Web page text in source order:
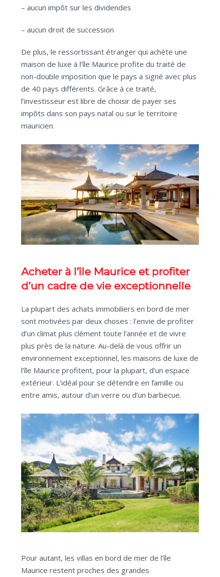
– aucun impôt sur les dividendes
– aucun droit de succession
De plus, le ressortissant étranger qui achète une
maison de luxe à l’île Maurice profite du traité de
non-double imposition que le pays a signé avec plus
de 40 pays différents. Grâce à ce traité,
l’investisseur est libre de choisir de payer ses
impôts dans son pays natal ou sur le territoire
mauricien.
Acheter à l’île Maurice et profiter
d’un cadre de vie exceptionnelle
La plupart des achats immobiliers en bord de mer
sont motivées par deux choses : l’envie de profiter
d’un climat plus clément toute l’année et de vivre
plus près de la nature. Au-delà de vous offrir un
environnement exceptionnel, les maisons de luxe de
l’île Maurice profitent, pour la plupart, d’un espace
extérieur. L’idéal pour se détendre en famille ou
entre amis, autour d’un verre ou d’un barbecue.
Pour autant, les villas en bord de mer de l’île
Maurice restent proches des grandes